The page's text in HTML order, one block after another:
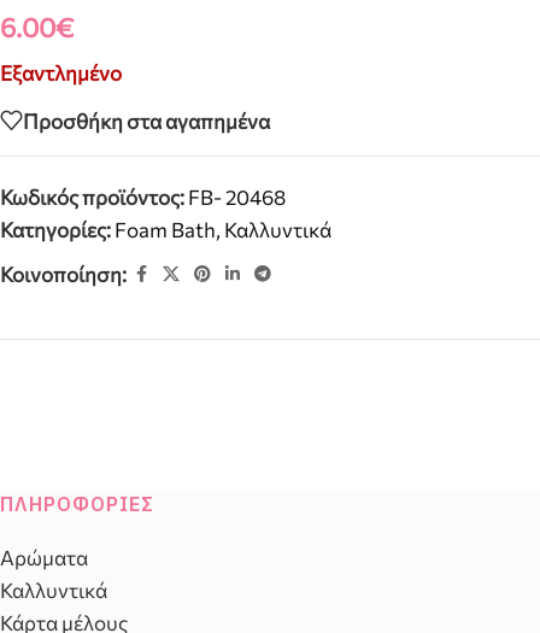
6.00€
Εξαντλημένο
Προσθήκη στα αγαπημένα
Κωδικός προϊόντος:FB- 20468
Κατηγορίες:Foam Bath, Καλλυντικά
Κοινοποίηση:
ΠΛΗΡΟΦΟΡΊΕΣ
Αρώματα
Καλλυντικά
Κάρτα μέλους